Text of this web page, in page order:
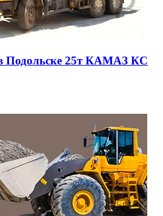
Подольске 25т КАМАЗ КС